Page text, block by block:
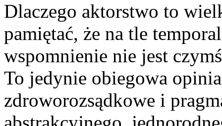
Dlaczego aktorstwo to
pamiętać, że na tle
wspomnienie nie jest
To jedynie obiegowa
zdroworozsądkowe i